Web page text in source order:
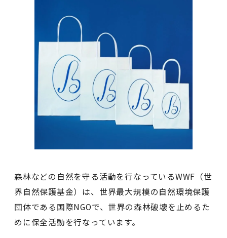
森林などの自然を守る活動を行なっているWWF（世
界自然保護基金）は、世界最大規模の自然環境保護
団体である国際NGOで、世界の森林破壊を止めるた
めに保全活動を行なっています。